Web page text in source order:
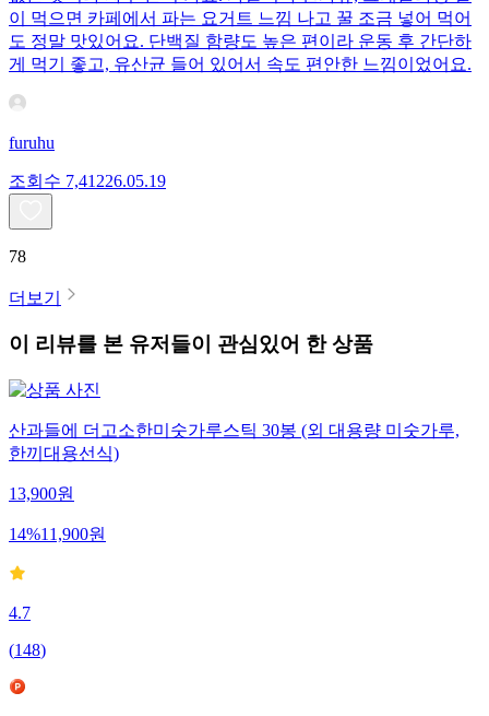
이 먹으면 카페에서 파는 요거트 느낌 나고 꿀 조금 넣어 먹어
도 정말 맛있어요. 단백질 함량도 높은 편이라 운동 후 간단하
게 먹기 좋고, 유산균 들어 있어서 속도 편안한 느낌이었어요.
furuhu
조회수 7,41226.05.19
78
더보기
이 리뷰를 본 유저들이 관심있어 한 상품
산과들에 더고소한미숫가루스틱 30봉 (외 대용량 미숫가루,
한끼대용선식)
13,900원
14%11,900원
4.7
(148)